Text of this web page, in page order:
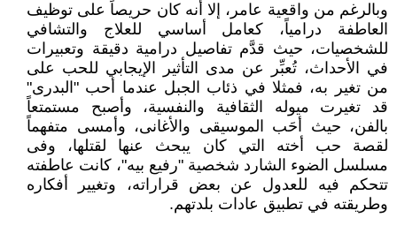
وبالرغم من واقعية عامر، إلا أنه كان حريصاً على توظيف
العاطفة درامياً، كعامل أساسي للعلاج والتشافي
للشخصيات، حيث قدَّم تفاصيل درامية دقيقة وتعبيرات
في الأحداث، تُعبِّر عن مدى التأثير الإيجابي للحب على
من تغير به، فمثلا في ذئاب الجبل عندما أحب "البدرى"
قد تغيرت ميوله الثقافية والنفسية، وأصبح مستمتعاً
بالفن، حيث أحَب الموسيقى والأغانى، وأمسى متفهماً
لقصة حب أخته التي كان يبحث عنها لقتلها، وفى
مسلسل الضوء الشارد شخصية "رفيع بيه"، كانت عاطفته
تتحكم فيه للعدول عن بعض قراراته، وتغيير أفكاره
وطريقته في تطبيق عادات بلدتهم.